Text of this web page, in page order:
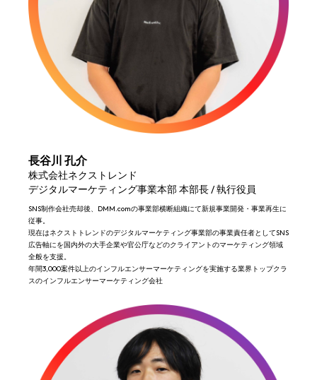
長谷川 孔介
株式会社ネクストレンド
デジタルマーケティング事業本部 本部長 / 執行役員
SNS制作会社売却後、DMM.comの事業部横断組織にて新規事業開発・事業再生に
従事。
現在はネクストトレンドのデジタルマーケティング事業部の事業責任者としてSNS
広告軸にを国内外の大手企業や官公庁などのクライアントのマーケティング領域
全般を支援。
年間3,000案件以上のインフルエンサーマーケティングを実施する業界トップクラ
スのインフルエンサーマーケティング会社